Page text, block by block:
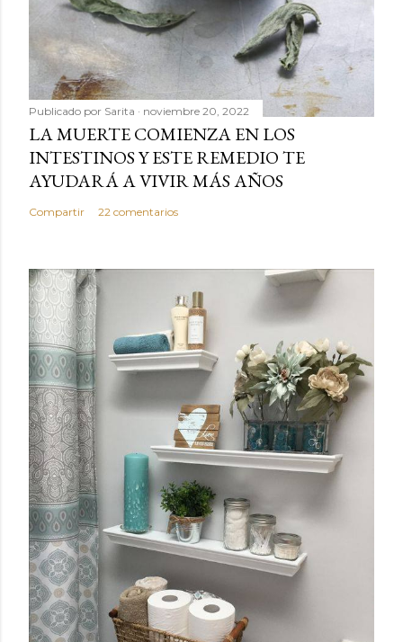
Publicado por Sarita noviembre 20, 2022
LA MUERTE COMIENZA EN LOS
INTESTINOS Y ESTE REMEDIO TE
AYUDARÁ A VIVIR MÁS AÑOS
Compartir 22 comentarios